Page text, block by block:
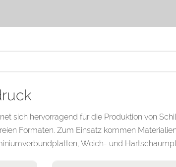
sich hervorragend für die Produktion von
Formaten. Zum Einsatz kommen
Weich- und